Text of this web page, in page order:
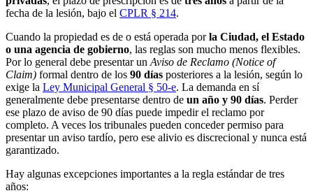
fecha de la lesión, bajo el CPLR § 214.
Cuando la propiedad es de o está operada porla Ciudad, el Estado
o una agencia de gobierno, las reglas son mucho menos flexibles.
Por lo general debe presentar un Aviso de Reclamo (Notice of
Claim) formal dentro de los 90 días posteriores a la lesión, según lo
exige la Ley Municipal General § 50-e. La demanda en sí
generalmente debe presentarse dentro de un año y 90 días. Perder
ese plazo de aviso de 90 días puede impedir el reclamo por
completo. A veces los tribunales pueden conceder permiso para
presentar un aviso tardío, pero ese alivio es discrecional y nunca está
garantizado.
Hay algunas excepciones importantes a la regla estándar de tres
años: